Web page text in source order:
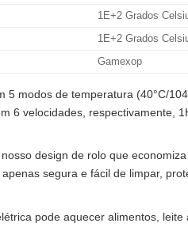
1E+2 Grados
1E+2 Grados
Gamexop
modos de temperatura (40°C/
6 velocidades, respectivamente,
design de rolo que
segura e fácil de limpar,
pode aquecer alimentos,